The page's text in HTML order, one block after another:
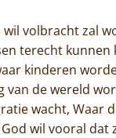
volbracht zal
terecht
kinderen
de wereld
wacht, Waar
wil vooral dat